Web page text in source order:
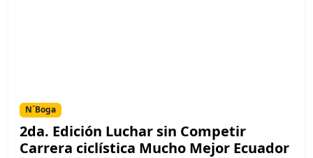
N´Boga
2da. Edición Luchar sin Competir
Carrera ciclística Mucho Mejor Ecuador